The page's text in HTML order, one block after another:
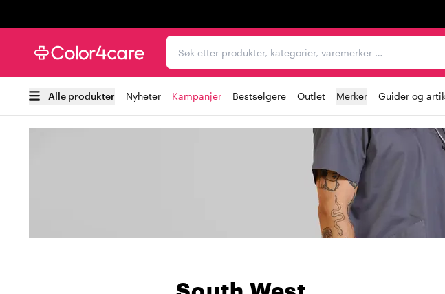
Søk etter produkter, kategorier, varemerker …
Alle produkter Nyheter Kampanjer Bestselgere Outlet Merker Guider og